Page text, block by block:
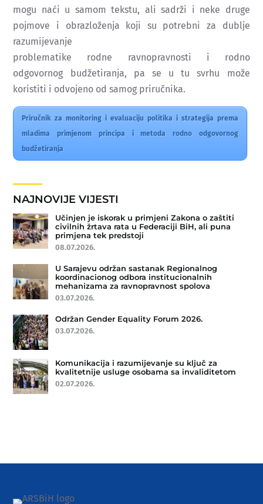
mogu naći u samom tekstu, ali sadrži i neke druge
pojmove i obrazloženja koji su potrebni za dublje
razumijevanje
problematike rodne ravnopravnosti i rodno
odgovornog budžetiranja, pa se u tu svrhu može
koristiti i odvojeno od samog priručnika.
Priručnik za monitoring i evaluaciju politika i strategija prema
mladima primjenom principa i metoda rodno odgovornog
budžetiranja
NAJNOVIJE VIJESTI
Učinjen je iskorak u primjeni Zakona o zaštiti
civilnih žrtava rata u Federaciji BiH, ali puna
primjena tek predstoji
08.07.2026.
U Sarajevu održan sastanak Regionalnog
koordinacionog odbora institucionalnih
mehanizama za ravnopravnost spolova
03.07.2026.
Održan Gender Equality Forum 2026.
03.07.2026.
Komunikacija i razumijevanje su ključ za
kvalitetnije usluge osobama sa invaliditetom
02.07.2026.